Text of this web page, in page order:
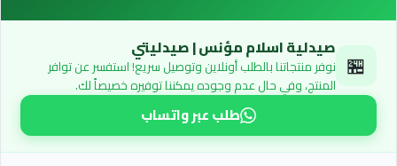
🏪 صيدلية اسلام مؤنس | صيدليتي
نوفر منتجاتنا بالطلب أونلاين وتوصيل سريع! استفسر عن توافر
المنتج، وفي حال عدم وجوده يمكننا توفيره خصيصاً لك.
طلب عبر واتساب